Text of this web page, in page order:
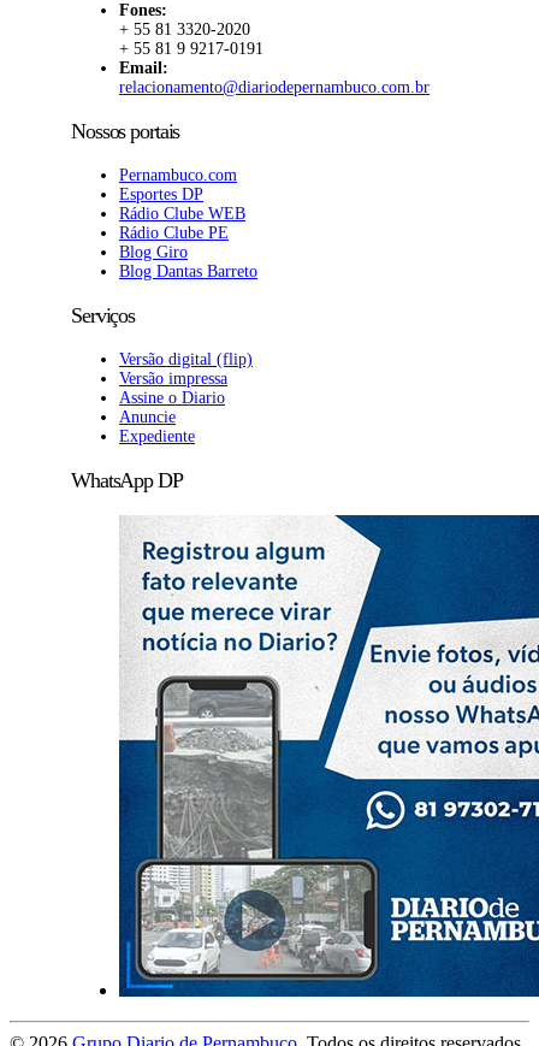
Fones:
+ 55 81 3320-2020
+ 55 81 9 9217-0191
Email:
relacionamento@diariodepernambuco.com.br
Nossos portais
Pernambuco.com
Esportes DP
Rádio Clube WEB
Rádio Clube PE
Blog Giro
Blog Dantas Barreto
Serviços
Versão digital (flip)
Versão impressa
Assine o Diario
Anuncie
Expediente
WhatsApp DP